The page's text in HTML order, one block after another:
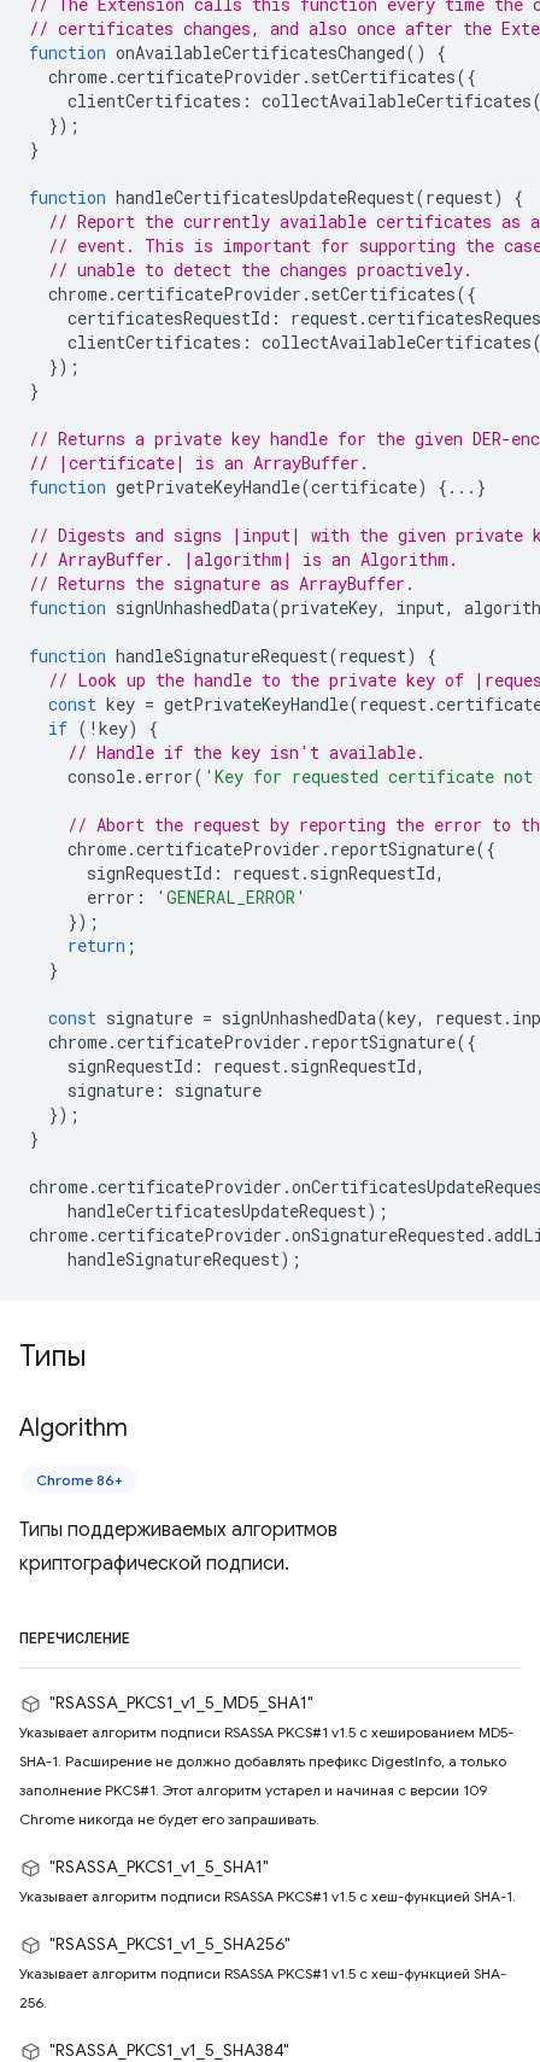
// certificates changes, and also once after the
function onAvailableCertificatesChanged()
{
chrome.certificateProvider . setCertificates({
clientCertificates : collectAvailableCertificates
});
}
function handleCertificatesUpdateRequest(request)
{
// Report the currently available certificates as a
// event. This is important for supporting the
// unable to detect the changes proactively.
chrome.certificateProvider . setCertificates({
certificatesRequestId : request.
clientCertificates : collectAvailableCertificates
});
}
// Returns a private key handle for the given DER-
// |certificate| is an ArrayBuffer.
function getPrivateKeyHandle(certificate) {...}
// Digests and signs |input| with the given
// ArrayBuffer. |algorithm| is an Algorithm.
// Returns the signature as ArrayBuffer.
function signUnhashedData(privateKey, input,
function handleSignatureRequest(request)
{
// Look up the handle to the private key of
const key = getPrivateKeyHandle(request.
if ( ! key)
{
// Handle if the key isn't available.
console. error( 'Key for requested certificate
// Abort the request by reporting the error to
chrome.certificateProvider . reportSignature({
signRequestId : request. signRequestId,
error :
'GENERAL_ERROR'
});
return ;
}
const signature = signUnhashedData(key, request.
chrome.certificateProvider . reportSignature({
signRequestId : request. signRequestId,
signature :
signature
});
}
chrome.certificateProvider .
handleCertificatesUpdateRequest);
chrome.certificateProvider .onSignatureRequested .
handleSignatureRequest);
Типы
Algorithm
Chrome 86+
Типы поддерживаемых алгоритмов
криптографической подписи.
ПЕРЕЧИСЛЕНИЕ
"RSASSA_PKCS1_v1_5_MD5_SHA1"
Указывает алгоритм подписи RSASSA PKCS#1 v1.5 с хешированием MD5-
SHA-1. Расширение не должно добавлять префикс DigestInfo, а только
заполнение PKCS#1. Этот алгоритм устарел и начиная с версии 109
Chrome никогда не будет его запрашивать.
"RSASSA_PKCS1_v1_5_SHA1"
Указывает алгоритм подписи RSASSA PKCS#1 v1.5 с хеш-функцией SHA-1.
"RSASSA_PKCS1_v1_5_SHA256"
Указывает алгоритм подписи RSASSA PKCS#1 v1.5 с хеш-функцией SHA-
256.
"RSASSA_PKCS1_v1_5_SHA384"